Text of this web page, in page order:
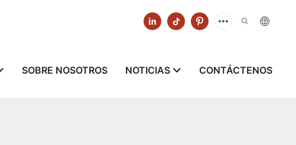
SOBRE NOSOTROS NOTICIAS CONTÁCTENOS